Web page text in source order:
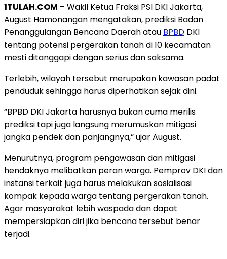
1TULAH.COM – Wakil Ketua Fraksi PSI DKI Jakarta,
August Hamonangan mengatakan, prediksi Badan
Penanggulangan Bencana Daerah atau BPBD DKI
tentang potensi pergerakan tanah di 10 kecamatan
mesti ditanggapi dengan serius dan saksama.
Terlebih, wilayah tersebut merupakan kawasan padat
penduduk sehingga harus diperhatikan sejak dini.
“BPBD DKI Jakarta harusnya bukan cuma merilis
prediksi tapi juga langsung merumuskan mitigasi
jangka pendek dan panjangnya,” ujar August.
Menurutnya, program pengawasan dan mitigasi
hendaknya melibatkan peran warga. Pemprov DKI dan
instansi terkait juga harus melakukan sosialisasi
kompak kepada warga tentang pergerakan tanah.
Agar masyarakat lebih waspada dan dapat
mempersiapkan diri jika bencana tersebut benar
terjadi.